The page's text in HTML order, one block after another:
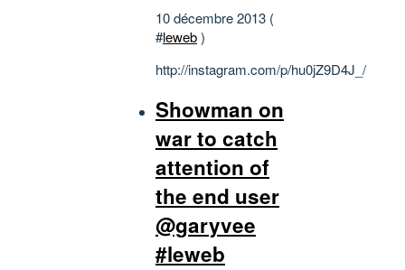
10 décembre 2013 (
#leweb)
http://instagram.com/p/hu0jZ9D4J_/
Showman on
war to catch
attention of
the end user
@garyvee
#leweb